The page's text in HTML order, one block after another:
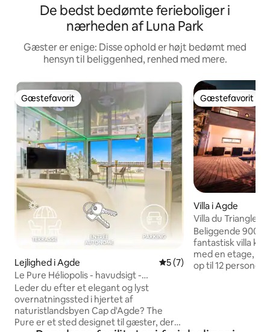
De bedst bedømte ferieboliger i
nærheden af Luna Park
Gæster er enige: Disse ophold er højt bedømt med
hensyn til beliggenhed, renhed med mere.
Gæstefavorit
Gæstefavorit
Lejlighed i Agde 5 ud af 5 i gennemsnitlig
5 (7)
Le Pure Héliopolis - havudsigt -
naturistlandsby
Leder du efter et elegant og lyst
overnatningssted i hjertet af
naturistlandsbyen Cap d'Agde? The
Pure er et sted designet til gæster, der
Gæstefavorit
Gæstefavorit
Villa i Agde
Villa du Triangle
Beliggende 900
fantastisk villa
med en etage,
op til 12 personer.